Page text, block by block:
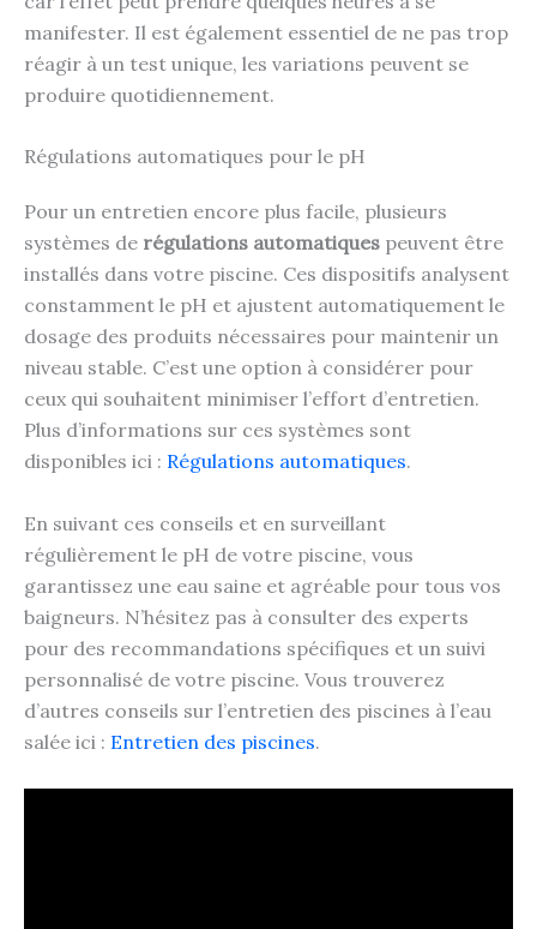
manifester. Il est également essentiel de ne pas trop
réagir à un test unique, les variations peuvent se
produire quotidiennement.
Régulations automatiques pour le pH
Pour un entretien encore plus facile, plusieurs
systèmes de régulations automatiques peuvent être
installés dans votre piscine. Ces dispositifs analysent
constamment le pH et ajustent automatiquement le
dosage des produits nécessaires pour maintenir un
niveau stable. C’est une option à considérer pour
ceux qui souhaitent minimiser l’effort d’entretien.
Plus d’informations sur ces systèmes sont
disponibles ici : Régulations automatiques.
En suivant ces conseils et en surveillant
régulièrement le pH de votre piscine, vous
garantissez une eau saine et agréable pour tous vos
baigneurs. N’hésitez pas à consulter des experts
pour des recommandations spécifiques et un suivi
personnalisé de votre piscine. Vous trouverez
d’autres conseils sur l’entretien des piscines à l’eau
salée ici : Entretien des piscines.